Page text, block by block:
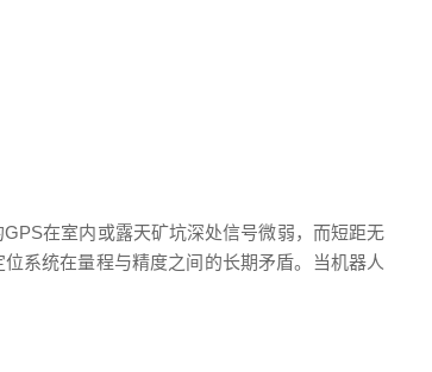
在室内或露天矿坑深处信号微弱，而短距无
系统在量程与精度之间的长期矛盾。当机器人